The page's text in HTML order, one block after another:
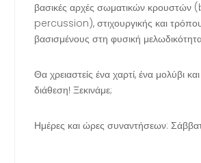
βασικές αρχές σωματικών κρουστών
percussion), στιχουργικής και
βασισμένους στη φυσική
Θα χρειαστείς ένα χαρτί, ένα μολύβι
διάθεση! Ξεκινάμε;
Ημέρες και ώρες συναντήσεων: